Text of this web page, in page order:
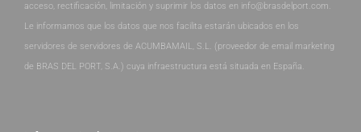
acceso, rectificación, limitación y suprimir los datos en info@brasdelport.com.
Le informamos que los datos que nos facilita estarán ubicados en los
servidores de servidores de ACUMBAMAIL, S.L. (proveedor de email marketing
de BRAS DEL PORT, S.A.) cuya infraestructura está situada en España.